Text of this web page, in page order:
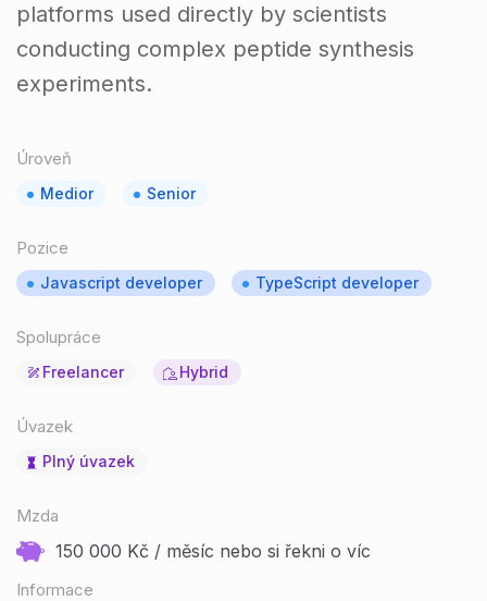
platforms used directly by scientists
conducting complex peptide synthesis
experiments.
Úroveň
Medior Senior
Pozice
Javascript developer TypeScript developer
Spolupráce
Freelancer Hybrid
Úvazek
Plný úvazek
Mzda
150 000 Kč / měsíc nebo si řekni o víc
Informace